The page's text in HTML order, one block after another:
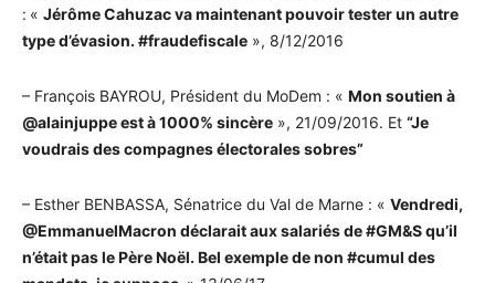
: « Jérôme Cahuzac va maintenant pouvoir tester un autre
type d’évasion. #fraudefiscale », 8/12/2016
– François BAYROU, Président du MoDem : « Mon soutien à
@alainjuppe est à 1000% sincère », 21/09/2016. Et “Je
voudrais des compagnes électorales sobres”
– Esther BENBASSA, Sénatrice du Val de Marne : « Vendredi,
@EmmanuelMacron déclarait aux salariés de #GM&S qu’il
n’était pas le Père Noël. Bel exemple de non #cumul des